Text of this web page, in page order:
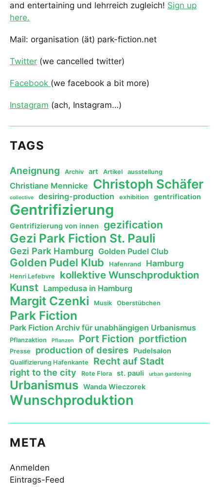
and entertaining und lehrreich zugleich! Sign up
here.
Mail: organisation (ät) park-fiction.net
Twitter (we cancelled twitter)
Facebook (we facebook a bit more)
Instagram (ach, Instagram…)
TAGS
Aneignung Archiv art Artikel ausstellung
Christiane Mennicke Christoph Schäfer
collective desiring-production exhibition gentrification
Gentrifizierung
Gentrifizierung von innen gezification
Gezi Park Fiction St. Pauli
Gezi Park Hamburg Golden Pudel Club
Golden Pudel Klub Hafenrand Hamburg
Henri Lefebvre kollektive Wunschproduktion
Kunst Lampedusa in Hamburg
Margit Czenki Musik Oberstübchen
Park Fiction
Park Fiction Archiv für unabhängigen Urbanismus
Pflanzaktion Pflanzen Port Fiction portfiction
Presse production of desires Pudelsalon
Qualifizierung Hafenkante Recht auf Stadt
right to the city Rote Flora st. pauli urban gardening
Urbanismus Wanda Wieczorek
Wunschproduktion
META
Anmelden
Eintrags-Feed